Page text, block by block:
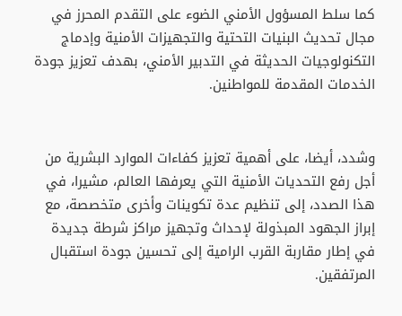
كما سلط المسؤول الأمني الضوء على التقدم المحرز في
مجال تحديث البنيات التحتية والتجهيزات الأمنية وإدماج
التكنولوجيات الحديثة في التدبير الأمني، بهدف تعزيز جودة
الخدمات المقدمة للمواطنين.
وشدد، أيضا، على أهمية تعزيز كفاءات الموارد البشرية من
أجل رفع التحديات الأمنية التي يعرفها العالم، مشيرا، في
هذا الصدد، إلى تنظيم عدة تكوينات وأخرى متخصصة، مع
إبراز الجهود المبذولة لإحداث وتجهيز مراكز شرطة جديدة
في إطار مقاربة القرب الرامية إلى تحسين جودة استقبال
المرتفقين.